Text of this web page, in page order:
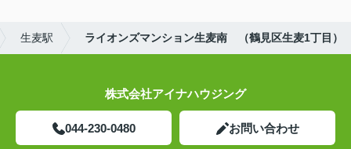
生麦駅 ライオンズマンション生麦南 （鶴見区生麦1丁目）
株式会社アイナハウジング
044-230-0480 お問い合わせ